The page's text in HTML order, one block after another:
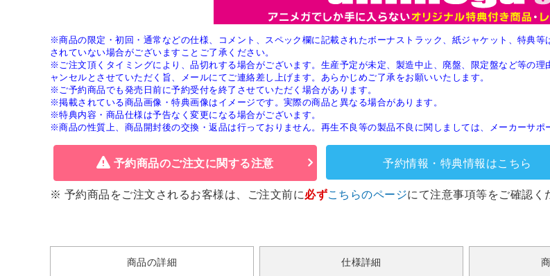
※商品の限定・初回・通常などの仕様、コメント、スペック欄に記載されたボーナストラック、紙ジャケット、特典
されていない場合がございますことご了承ください。
※ご注文頂くタイミングにより、品切れする場合がございます。生産予定が未定、製造中止、廃盤、限定盤など等の
ャンセルとさせていただく旨、メールにてご連絡差し上げます。あらかじめご了承をお願いいたします。
※ご予約商品でも発売日前に予約受付を終了させていただく場合があります。
※掲載されている商品画像・特典画像はイメージです。実際の商品と異なる場合があります。
※特典内容・商品仕様は予告なく変更になる場合がございます。
※商品の性質上、商品開封後の交換・返品は行っておりません。再生不良等の製品不良に関しましては、メーカーサポ
予約商品のご注文に関する注意 予約情報・特典情報はこちら
※ 予約商品をご注文されるお客様は、ご注文前に必ずこちらのページにて注意事項等をご確認く
商品の詳細 仕様詳細